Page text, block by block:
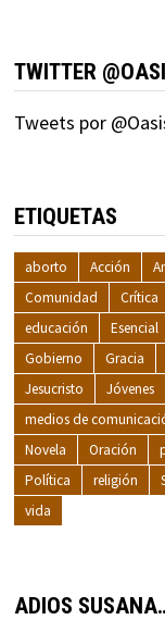
TWITTER
Tweets por
ETIQUETAS
aborto Acción
Comunidad
Crítica
educación
Esencial
Gobierno
Gracia
Jesucristo
Jóvenes
medios de
Novela
Oración
Política
religión
vida
ADIOS